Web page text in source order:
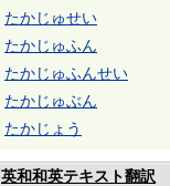
たかじゅせい
たかじゅふん
たかじゅふんせい
たかじゅぶん
たかじょう
英和和英テキスト翻訳